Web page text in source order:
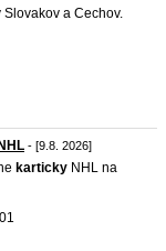
a Cechov.
- [9.8. 2026]
karticky NHL na